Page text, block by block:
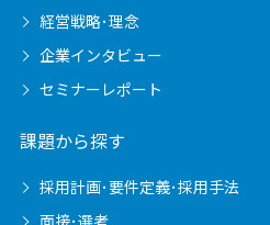
経営戦略･理念
企業インタビュー
セミナーレポート
課題から探す
採用計画･要件定義･採用手法